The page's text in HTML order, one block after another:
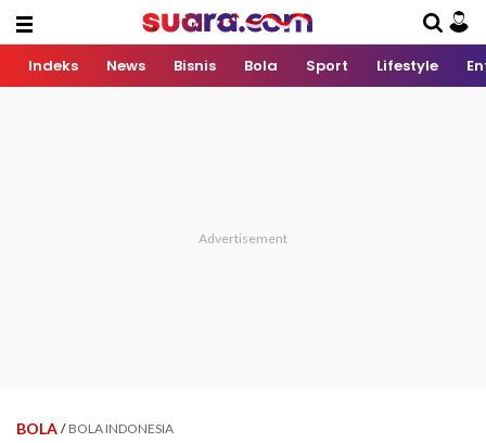
Indeks News Bisnis Bola Sport Lifestyle
BOLA / BOLA INDONESIA